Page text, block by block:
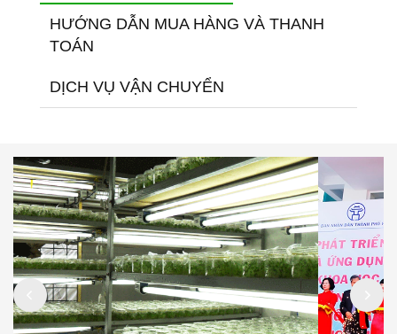
HƯỚNG DẪN MUA HÀNG VÀ THANH
TOÁN
DỊCH VỤ VẬN CHUYỂN